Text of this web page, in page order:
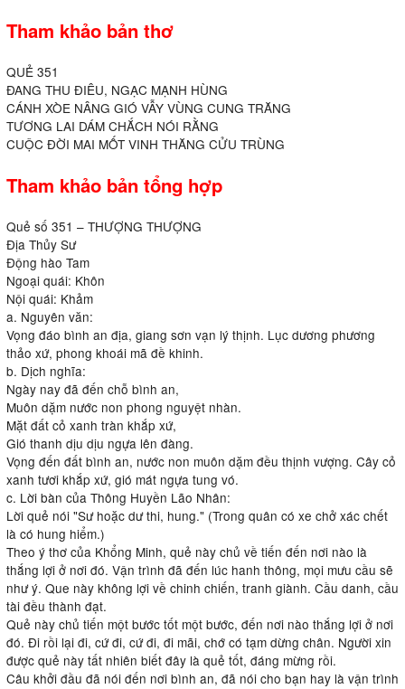
Tham khảo bản thơ
QUẺ 351
ĐANG THU ĐIÊU, NGẠC MẠNH HÙNG
CÁNH XÒE NÂNG GIÓ VẪY VÙNG CUNG TRĂNG
TƯƠNG LAI DÁM CHẮCH NÓI RẰNG
CUỘC ĐỜI MAI MỐT VINH THĂNG CỬU TRÙNG
Tham khảo bản tổng hợp
Quẻ số 351 – THƯỢNG THƯỢNG
Địa Thủy Sư
Động hào Tam
Ngoại quái: Khôn
Nội quái: Khảm
a. Nguyên văn:
Vọng đáo bình an địa, giang sơn vạn lý thịnh. Lục dương phương
thảo xứ, phong khoái mã đề khinh.
b. Dịch nghĩa:
Ngày nay đã đến chỗ bình an,
Muôn dặm nước non phong nguyệt nhàn.
Mặt đất cỏ xanh tràn khắp xứ,
Gió thanh dịu dịu ngựa lên đàng.
Vọng đến đất bình an, nước non muôn dặm đều thịnh vượng. Cây cỏ
xanh tươi khắp xứ, gió mát ngựa tung vó.
c. Lời bàn của Thông Huyền Lão Nhân:
Lời quẻ nói "Sư hoặc dư thi, hung." (Trong quân có xe chở xác chết
là có hung hiểm.)
Theo ý thơ của Khổng Minh, quẻ này chủ về tiến đến nơi nào là
thắng lợi ở nơi đó. Vận trình đã đến lúc hanh thông, mọi mưu cầu sẽ
như ý. Que này không lợi về chinh chiến, tranh giành. Cầu danh, cầu
tài đều thành đạt.
Quẻ này chủ tiến một bước tốt một bước, đến nơi nào thắng lợi ở nơi
đó. Đi rồi lại đi, cứ đi, cứ đi, đi mãi, chớ có tạm dừng chân. Người xin
được quẻ này tất nhiên biết đây là quẻ tốt, đáng mừng rồi.
Câu khởi đầu đã nói đến nơi bình an, đã nói cho bạn hay là vận trình